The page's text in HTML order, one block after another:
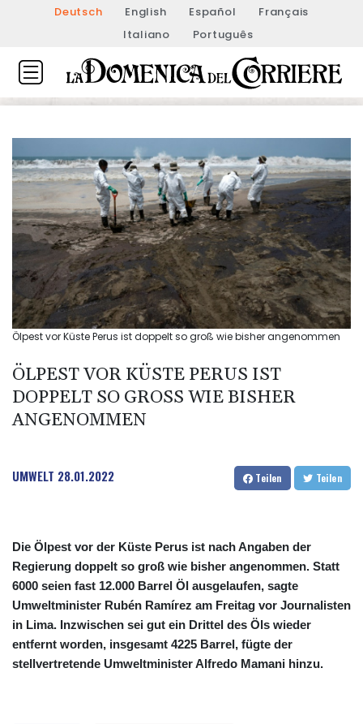
Deutsch English Español
Français
Italiano
Português
Ölpest vor Küste Perus ist doppelt so groß wie bisher angenommen
ÖLPEST VOR KÜSTE PERUS IST
DOPPELT SO GROSS WIE BISHER A
NGENOMMEN
UMWELT 28.01.2022 Teilen Teilen
Die Ölpest vor der Küste Perus ist nach Angaben der
Regierung doppelt so groß wie bisher angenommen. Statt
6000 seien fast 12.000 Barrel Öl ausgelaufen, sagte
Umweltminister Rubén Ramírez am Freitag vor Journalisten
in Lima. Inzwischen sei gut ein Drittel des Öls wieder
entfernt worden, insgesamt 4225 Barrel, fügte der
stellvertretende Umweltminister Alfredo Mamani hinzu.